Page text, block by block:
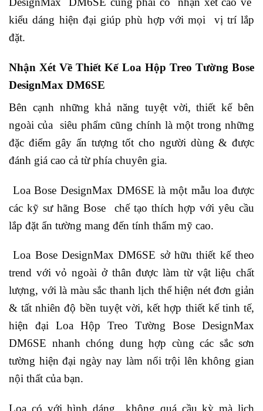
kiểu dáng hiện đại giúp phù hợp với mọi vị trí lắp
đặt.
Nhận Xét Về Thiết Kế Loa Hộp Treo Tường Bose
DesignMax DM6SE
Bên cạnh những khả năng tuyệt vời, thiết kế bên
ngoài của siêu phẩm cũng chính là một trong những
đặc điểm gây ấn tượng tốt cho người dùng & được
đánh giá cao cả từ phía chuyên gia.
Loa Bose DesignMax DM6SE là một mẫu loa được
các kỹ sư hãng Bose chế tạo thích hợp với yêu cầu
lắp đặt ẩn tường mang đến tính thẩm mỹ cao.
Loa Bose DesignMax DM6SE sở hữu thiết kế theo
trend với vỏ ngoài ở thân được làm từ vật liệu chất
lượng, với là màu sắc thanh lịch thể hiện nét đơn giản
& tất nhiên độ bền tuyệt vời, kết hợp thiết kế tinh tế,
hiện đại Loa Hộp Treo Tường Bose DesignMax
DM6SE nhanh chóng dung hợp cùng các sắc sơn
tường hiện đại ngày nay làm nổi trội lên không gian
nội thất của bạn.
Loa có với hình dáng không quá cầu kỳ mà lịch